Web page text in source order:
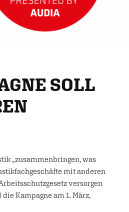
SOLL
„zusammenbringen, was
mit anderen
versorgen
Kampagne am 1. März,